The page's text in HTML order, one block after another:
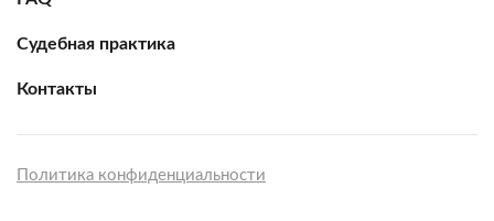
Судебная практика
Контакты
Политика конфиденциальности